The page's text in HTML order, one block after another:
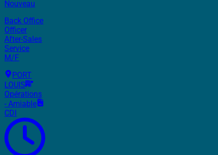
Nouveau
Back Office
Officer
After-Sales
Service
M/F
PORT
LOUIS
Opérations
- Amiable
CDI